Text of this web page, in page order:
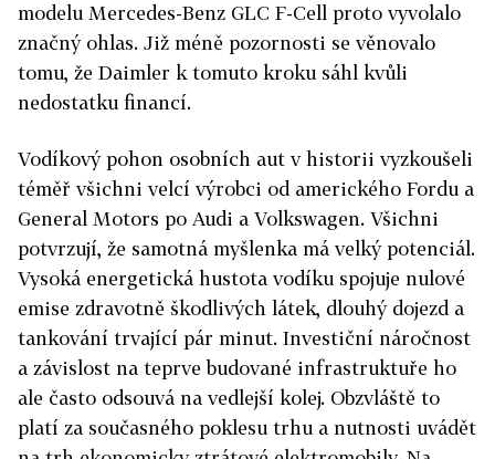
modelu Mercedes-Benz GLC F-Cell proto vyvolalo
značný ohlas. Již méně pozornosti se věnovalo
tomu, že Daimler k tomuto kroku sáhl kvůli
nedostatku financí.
Vodíkový pohon osobních aut v historii vyzkoušeli
téměř všichni velcí výrobci od amerického Fordu a
General Motors po Audi a Volkswagen. Všichni
potvrzují, že samotná myšlenka má velký potenciál.
Vysoká energetická hustota vodíku spojuje nulové
emise zdravotně škodlivých látek, dlouhý dojezd a
tankování trvající pár minut. Investiční náročnost
a závislost na teprve budované infrastruktuře ho
ale často odsouvá na vedlejší kolej. Obzvláště to
platí za současného poklesu trhu a nutnosti uvádět